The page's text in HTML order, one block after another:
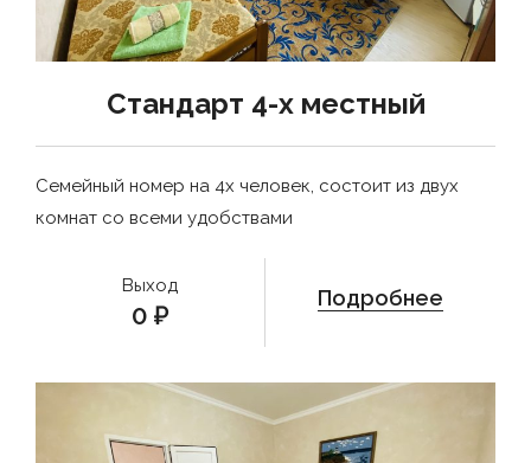
Стандарт 4-х местный
Семейный номер на 4х человек, состоит из двух
комнат со всеми удобствами
Выход
0 ₽
Подробнее